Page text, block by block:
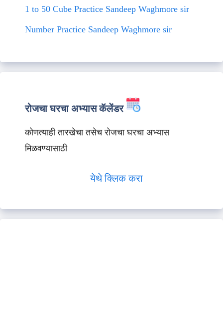
1 to 50 Cube Practice Sandeep Waghmore sir
Number Practice Sandeep Waghmore sir
रोजचा घरचा अभ्यास कॅलेंडर
कोणत्याही तारखेचा तसेच रोजचा घरचा अभ्यास
मिळवण्यासाठी
येथे क्लिक करा